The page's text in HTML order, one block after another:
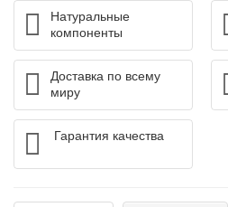
Натуральные
компоненты
Доставка по всему
миру
Гарантия качества